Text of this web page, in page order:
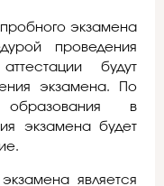
пробного экзамена
проведения
будут
экзамена. По
в
экзамена будет
является